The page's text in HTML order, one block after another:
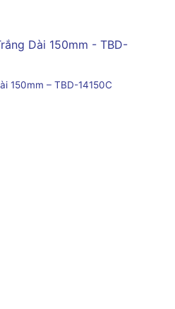
150mm – TBD-14150C